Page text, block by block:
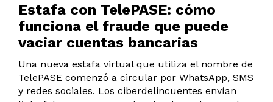
Estafa con TelePASE: cómo
funciona el fraude que puede
vaciar cuentas bancarias
Una nueva estafa virtual que utiliza el nombre de
TelePASE comenzó a circular por WhatsApp, SMS
y redes sociales. Los ciberdelincuentes envían